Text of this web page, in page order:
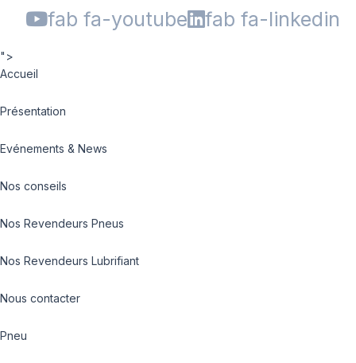
fab fa-youtube
fab fa-linkedin
">
Accueil
Présentation
Evénements & News
Nos conseils
Nos Revendeurs Pneus
Nos Revendeurs Lubrifiant
Nous contacter
Pneu